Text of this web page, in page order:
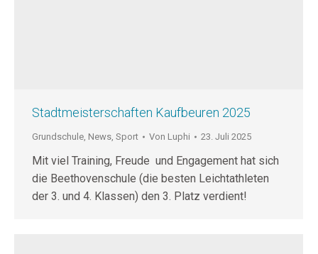
Stadtmeisterschaften Kaufbeuren 2025
Grundschule, News, Sport Von Luphi 23. Juli 2025
Mit viel Training, Freude und Engagement hat sich
die Beethovenschule (die besten Leichtathleten
der 3. und 4. Klassen) den 3. Platz verdient!